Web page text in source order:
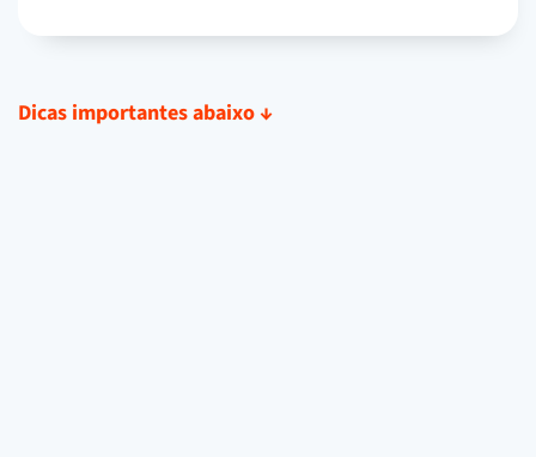
Dicas importantes abaixo ↓